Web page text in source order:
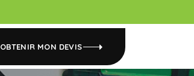
OBTENIR MON DEVIS